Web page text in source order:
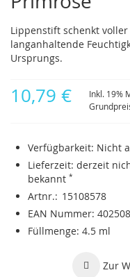
Lippenstift schenkt
langanhaltende
Ursprungs.
10,79 € Inkl. 19%
Verfügbarkeit: Nicht
Lieferzeit: derzeit
bekannt *
Artnr.
15108578
EAN Nummer
Füllmenge 4.5 ml
Zur